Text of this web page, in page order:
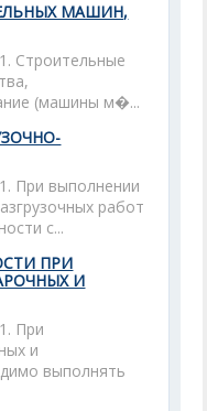
МАШИН,
Строительные
(машины м�...
При выполнении
работ
с...
ПРИ
И
При
и
выполнять